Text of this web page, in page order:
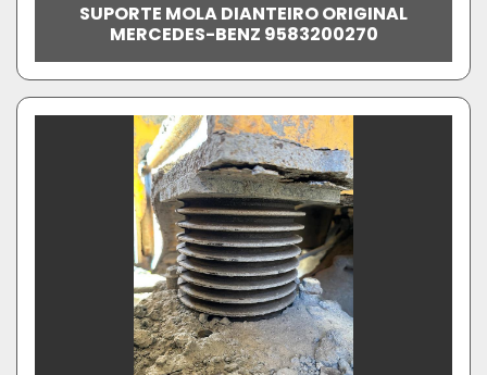
SUPORTE MOLA DIANTEIRO ORIGINAL
MERCEDES-BENZ 9583200270